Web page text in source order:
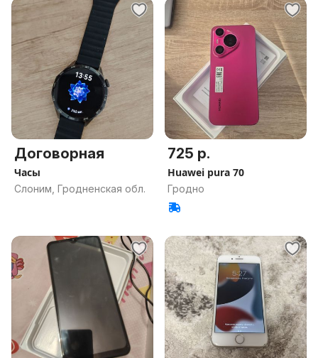
Договорная
Часы
Слоним, Гродненская обл.
725 р.
Huawei pura 70
Гродно